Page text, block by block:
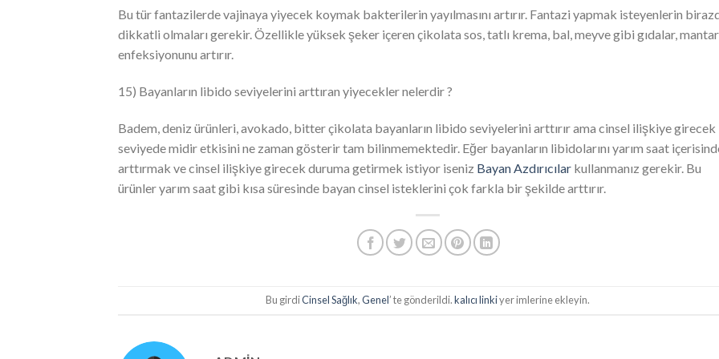
Bu tür fantazilerde vajinaya yiyecek koymak bakterilerin yayılmasını artırır. Fantazi yapmak isteyenlerin
dikkatli olmaları gerekir. Özellikle yüksek şeker içeren çikolata sos, tatlı krema, bal, meyve gibi gıdalar, mantar
enfeksiyonunu artırır.
15) Bayanların libido seviyelerini arttıran yiyecekler nelerdir ?
Badem, deniz ürünleri, avokado, bitter çikolata bayanların libido seviyelerini arttırır ama cinsel ilişkiye girecek
seviyede midir etkisini ne zaman gösterir tam bilinmemektedir. Eğer bayanların libidolarını yarım saat
arttırmak ve cinsel ilişkiye girecek duruma getirmek istiyor iseniz Bayan Azdırıcılar kullanmanız gerekir. Bu
ürünler yarım saat gibi kısa süresinde bayan cinsel isteklerini çok farkla bir şekilde arttırır.
Bu girdiCinsel Sağlık,Genel’ te gönderildi.kalıcı linkiyer imlerine ekleyin.